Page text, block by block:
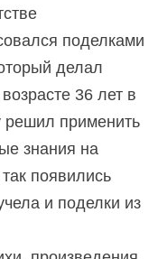
поделками
делал
36 лет в
решил применить
знания на
появились
и поделки из